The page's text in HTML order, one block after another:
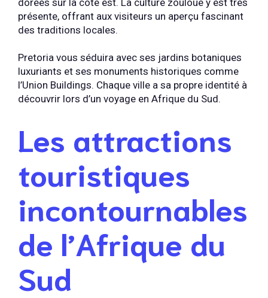
présente, offrant aux visiteurs un aperçu fascinant
des traditions locales.
Pretoria vous séduira avec ses jardins botaniques
luxuriants et ses monuments historiques comme
l’Union Buildings. Chaque ville a sa propre identité à
découvrir lors d’un voyage en Afrique du Sud.
Les attractions
touristiques
incontournables
de l’Afrique du
Sud